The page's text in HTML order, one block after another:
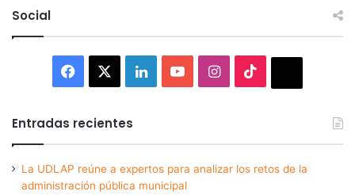
Social
Facebook LinkedInYouTubeInstagram
Entradas recientes
La UDLAP reúne a expertos para analizar los retos de la
administración pública municipal